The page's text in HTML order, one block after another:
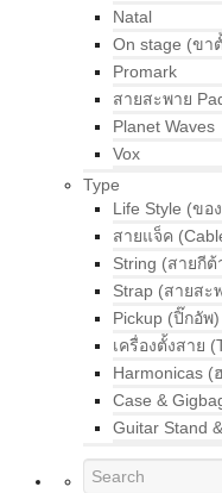
Natal
On stage (ขา
Promark
สายสะพาย
Planet Waves
Vox
Type
Life Style (ขอ
สายแจ็ค
String (สายกีต้
Strap (สายสะ
Pickup (ปิ๊กอัพ)
เครื่องตั้งสาย
Harmonicas (
Case &
Guitar Stand